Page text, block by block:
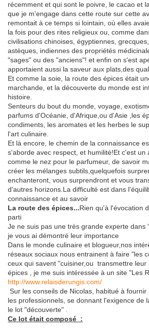
récemment et qui sont le poivre, le cacao et
que je m'engage dans cette route sur cette
remontait à ce temps si lointain, où elles
la fois pour des rites religieux ou, comme
civilisations chinoises, égyptiennes,
astèques, indiennes des propriétés
"sages" ou des "anciens"! et enfin on s'est
apportaient aussi la saveur aux plats,des
Et comme la soie, la route des épices était
marchande, et la découverte du monde est
histoire.
Senteurs du bout du monde, voyage,
parfums d'Océanie, d'Afrique,ou d'Asie ,les
condiments, les aromates et les herbes le
l'art culinaire.
Et là encore, le chemin de la connaissance
s'aborde avec respect, et humilité!Et c'est un
comme le nez pour le parfumeur, de savoir
créer les mélanges subtils,quelquefois
enchanteront, vous surprendront et vous
d'autres horizons.La difficulté est dans
connaissance et au savoir
La route des épices...Rien qu'à l'évocation
parti
Je ne suis pas une très grande experte dans
je vous ai démontré leur importance
Dans le monde culinaire et blogueur,nos
réseaux sociaux nous entrainent à faire "les
ceux qui savent "cuisiner,ou transmettre leur
épices , je me suis intéressée à un site "Les
http://www.relaisderungis.com/
Sur les conseils de Nicolas, habitué à
les professionnels, se donnant l'exigence de
le lot "découverte" .
Ce lot était composé :